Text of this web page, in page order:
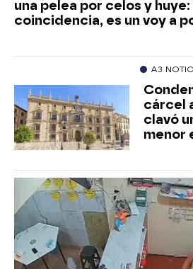
una pelea por celos y huye:
coincidencia, es un voy a
A3
cárcel
clavó
menor